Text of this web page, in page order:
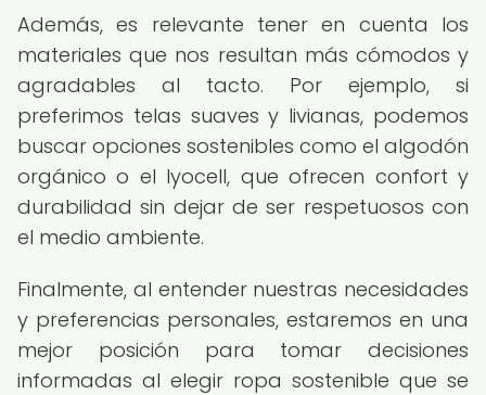
Además, es relevante tener en cuenta los
materiales que nos resultan más cómodos y
agradables al tacto. Por ejemplo, si
preferimos telas suaves y livianas, podemos
buscar opciones sostenibles como el algodón
orgánico o el lyocell, que ofrecen confort y
durabilidad sin dejar de ser respetuosos con
el medio ambiente.
Finalmente, al entender nuestras necesidades
y preferencias personales, estaremos en una
mejor posición para tomar decisiones
informadas al elegir ropa sostenible que se